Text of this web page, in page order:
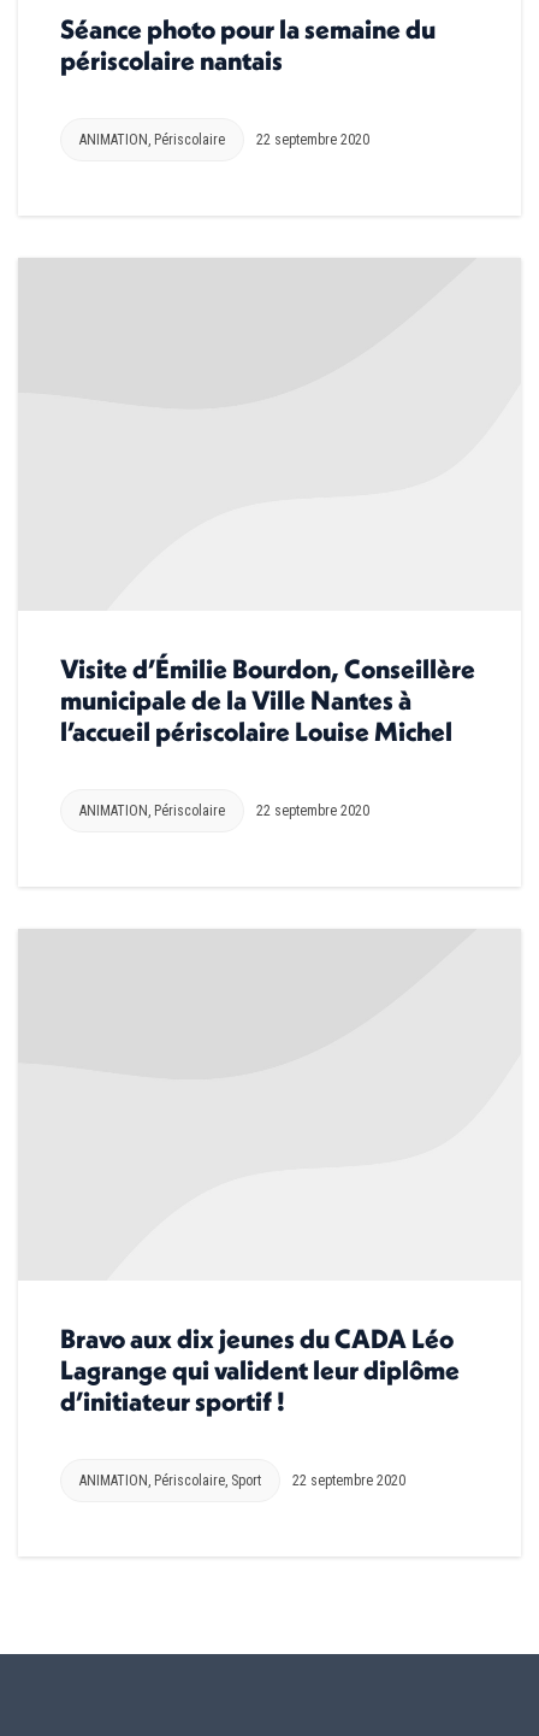
Séance photo pour la semaine du
périscolaire nantais
ANIMATION , Périscolaire 22 septembre 2020
Visite d’Émilie Bourdon, Conseillère
municipale de la Ville Nantes à
l’accueil périscolaire Louise Michel
ANIMATION Périscolaire 22 septembre 2020
Bravo aux dix jeunes du CADA Léo
Lagrange qui valident leur diplôme
d’initiateur sportif !
ANIMATION , Périscolaire, Sport 22 septembre 2020